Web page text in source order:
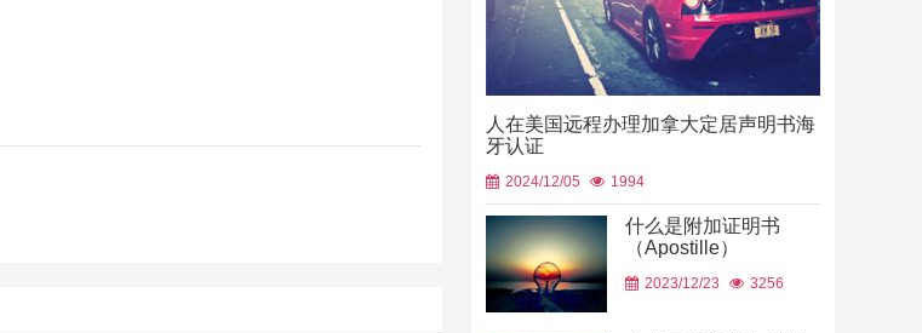
人在美国远程办理加拿大定居声明书海
牙认证
2024/12/05 1994
什么是附加证明书
（Apostille）
2023/12/23 3256